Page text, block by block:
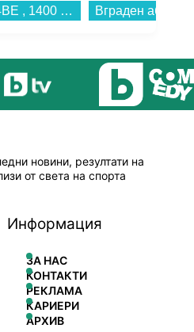
Пералня AEG LFR61M844BE , 1400 об./мин., 8.00 kg, A , Бял...
новини, резултати на
от света на спорта
Информация
ЗА НАС
КОНТАКТИ
РЕКЛАМА
КАРИЕРИ
АРХИВ